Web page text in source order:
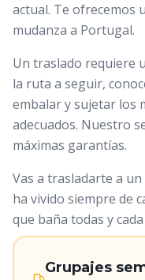
actual. Te ofrecemos
mudanza a Portugal.
Un traslado requiere
la ruta a seguir,
embalar y sujetar los
adecuados. Nuestro
máximas garantías.
Vas a trasladarte a
ha vivido siempre de
que baña todas y
Grupajes